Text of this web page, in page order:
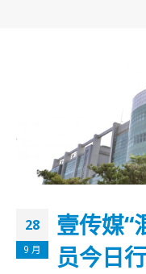
28
9 月
壹传媒“
员今日